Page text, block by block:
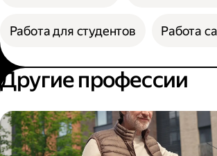
Работа для студентов Работа
Другие профессии